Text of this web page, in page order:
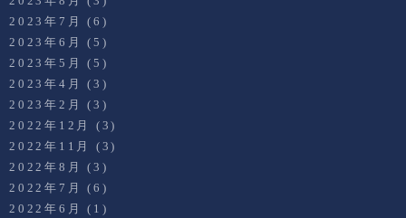
2023年7月
(6)
2023年6月
(5)
2023年5月
(5)
2023年4月
(3)
2023年2月
(3)
2022年12月
(3)
2022年11月
(3)
2022年8月
(3)
2022年7月
(6)
2022年6月
(1)